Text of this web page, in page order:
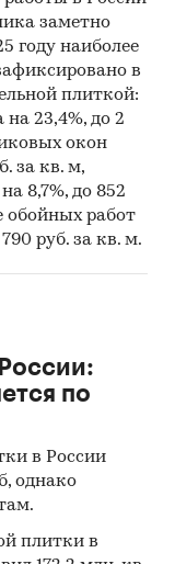
заметно
году наиболее
в
плиткой:
на 23,4%, до 2
окон
за кв. м,
8,7%, до 852
обойных работ
руб. за кв. м.
по
в России
однако
плитки в